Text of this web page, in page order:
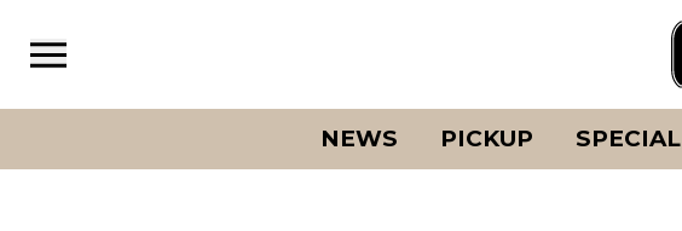
NEWS PICKUP SPECIAL